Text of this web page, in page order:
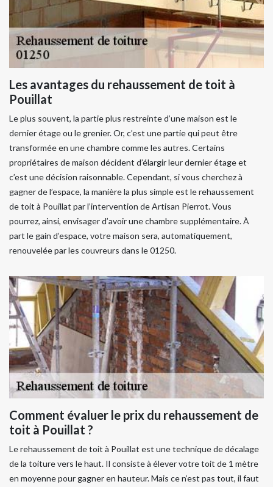
Les avantages du rehaussement de toit à
Pouillat
Le plus souvent, la partie plus restreinte d’une maison est le
dernier étage ou le grenier. Or, c’est une partie qui peut être
transformée en une chambre comme les autres. Certains
propriétaires de maison décident d’élargir leur dernier étage et
c’est une décision raisonnable. Cependant, si vous cherchez à
gagner de l’espace, la manière la plus simple est le rehaussement
de toit à Pouillat par l’intervention de Artisan Pierrot. Vous
pourrez, ainsi, envisager d’avoir une chambre supplémentaire. À
part le gain d’espace, votre maison sera, automatiquement,
renouvelée par les couvreurs dans le 01250.
Comment évaluer le prix du rehaussement de
toit à Pouillat ?
Le rehaussement de toit à Pouillat est une technique de décalage
de la toiture vers le haut. Il consiste à élever votre toit de 1 mètre
en moyenne pour gagner en hauteur. Mais ce n’est pas tout, il faut